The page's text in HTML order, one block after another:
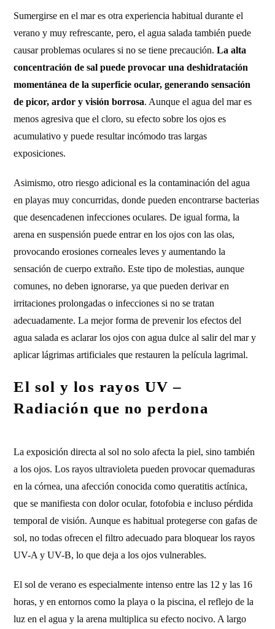
Sumergirse en el mar es otra experiencia habitual durante el
verano y muy refrescante, pero, el agua salada también puede
causar problemas oculares si no se tiene precaución.La alta
concentración de sal puede provocar una deshidratación
momentánea de la superficie ocular, generando sensación
de picor, ardor y visión borrosa. Aunque el agua del mar es
menos agresiva que el cloro, su efecto sobre los ojos es
acumulativo y puede resultar incómodo tras largas
exposiciones.
Asimismo, otro riesgo adicional es la contaminación del agua
en playas muy concurridas, donde pueden encontrarse bacterias
que desencadenen infecciones oculares. De igual forma, la
arena en suspensión puede entrar en los ojos con las olas,
provocando erosiones corneales leves y aumentando la
sensación de cuerpo extraño. Este tipo de molestias, aunque
comunes, no deben ignorarse, ya que pueden derivar en
irritaciones prolongadas o infecciones si no se tratan
adecuadamente. La mejor forma de prevenir los efectos del
agua salada es aclarar los ojos con agua dulce al salir del mar y
aplicar lágrimas artificiales que restauren la película lagrimal.
El sol y los rayos UV –
Radiación que no perdona
La exposición directa al sol no solo afecta la piel, sino también
a los ojos. Los rayos ultravioleta pueden provocar quemaduras
en la córnea, una afección conocida como queratitis actínica,
que se manifiesta con dolor ocular, fotofobia e incluso pérdida
temporal de visión. Aunque es habitual protegerse con gafas de
sol, no todas ofrecen el filtro adecuado para bloquear los rayos
UV-A y UV-B, lo que deja a los ojos vulnerables.
El sol de verano es especialmente intenso entre las 12 y las 16
horas, y en entornos como la playa o la piscina, el reflejo de la
luz en el agua y la arena multiplica su efecto nocivo. A largo